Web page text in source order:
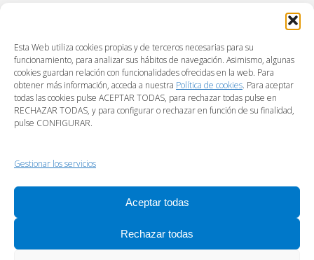
Esta Web utiliza cookies propias y de terceros necesarias para su
funcionamiento, para analizar sus hábitos de navegación. Asimismo, algunas
cookies guardan relación con funcionalidades ofrecidas en la web. Para
obtener más información, acceda a nuestra Política de cookies. Para aceptar
todas las cookies pulse ACEPTAR TODAS, para rechazar todas pulse en
RECHAZAR TODAS, y para configurar o rechazar en función de su finalidad,
pulse CONFIGURAR.
Gestionar los servicios
Aceptar todas
Rechazar todas